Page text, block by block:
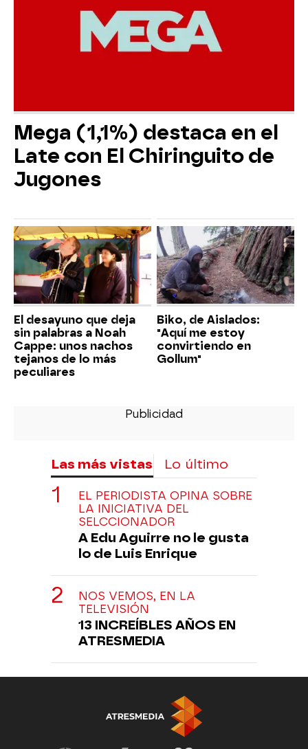
Mega (1,1%) destaca en el
Late con El Chiringuito de
Jugones
El desayuno que deja
sin palabras a Noah
Cappe: unos nachos
tejanos de lo más
peculiares
Biko, de Aislados:
"Aquí me estoy
convirtiendo en
Gollum"
Las más vistas Lo último
EL PERIODISTA OPINA SOBRE
LA INICIATIVA DEL
SELCCIONADOR
A Edu Aguirre no le gusta
lo de Luis Enrique
NOS VEMOS, EN LA
TELEVISIÓN
13 INCREÍBLES AÑOS EN
ATRESMEDIA